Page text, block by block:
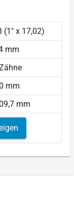
(1" x 17,02)
mm
mm
mm